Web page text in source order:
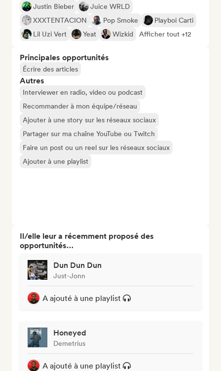
Justin Bieber
Juice WRLD
XXXTENTACION
Pop Smoke
Playboi Carti
Lil Uzi Vert
Yeat Wizkid Afficher tout +12
Principales opportunités
Écrire des articles
Autres
Interviewer en radio, video ou podcast
Recommander à mon équipe/réseau
Ajouter à une story sur les réseaux sociaux
Partager sur ma chaîne YouTube ou Twitch
Faire un post ou un reel sur les réseaux sociaux
Ajouter à une playlist
Il/elle leur a récemment proposé des
opportunités…
Dun Dun Dun
Just-Jonn
A ajouté à une playlist
Honeyed
Demetrius
A ajouté à une playlist